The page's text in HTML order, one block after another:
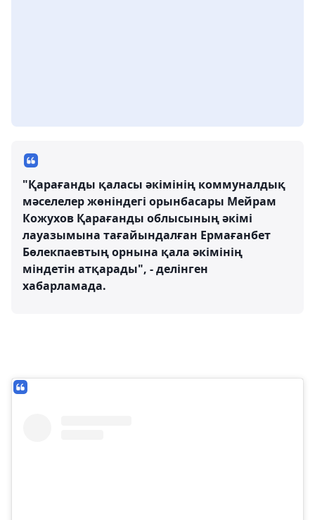
"Қарағанды қаласы әкімінің коммуналдық
мәселелер жөніндегі орынбасары Мейрам
Кожухов Қарағанды облысының әкімі
лауазымына тағайындалған Ермағанбет
Бөлекпаевтың орнына қала әкімінің
міндетін атқарады", - делінген
хабарламада.